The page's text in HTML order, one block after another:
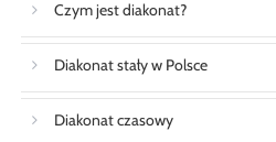
Czym jest diakonat?
Diakonat stały w Polsce
Diakonat czasowy